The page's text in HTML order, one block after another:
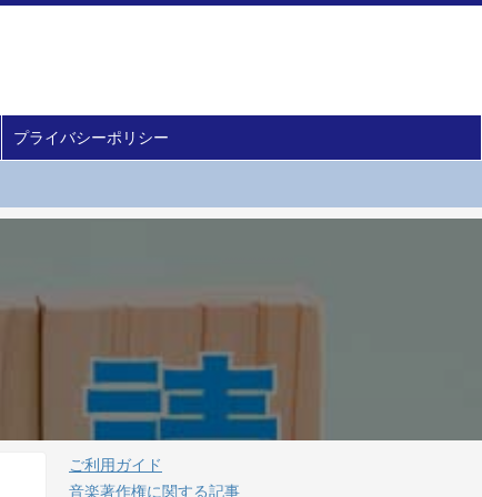
プライバシーポリシー
ご利用ガイド
音楽著作権に関する記事